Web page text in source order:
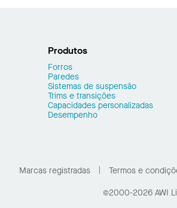
Produtos
Forros
Paredes
Sistemas de suspensão
Trims e transições
Capacidades personalizadas
Desempenho
Marcas registradas Termos e
©2000-2026 AWI